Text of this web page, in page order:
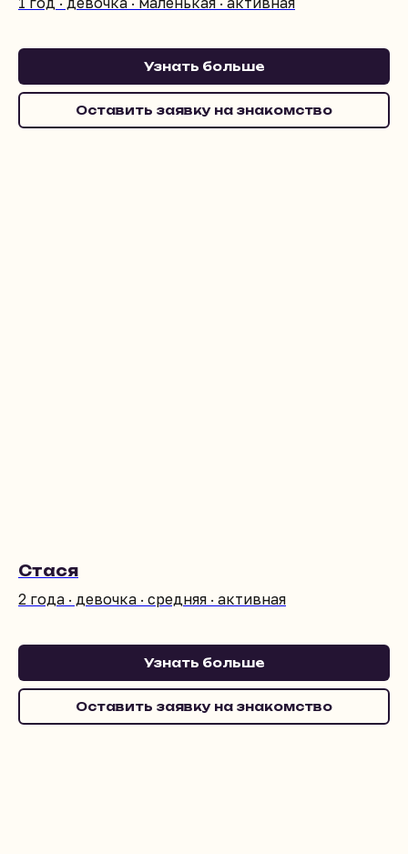
Узнать больше
Оставить заявку на знакомство
Стася
2 года · девочка · средняя · активная
Узнать больше
Оставить заявку на знакомство